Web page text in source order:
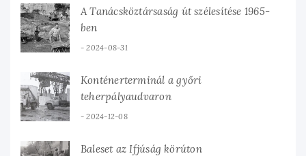
A Tanácsköztársaság út szélesítése 1965-
ben
2024-08-31
Konténerterminál a győri
teherpályaudvaron
2024-12-08
Baleset az Ifjúság körúton